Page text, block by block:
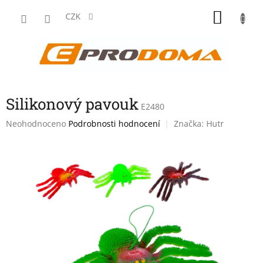
CZK
Silikonový pavouk E2480
Průměrné
Neohodnoceno Podrobnosti hodnocení Značka: Hutr